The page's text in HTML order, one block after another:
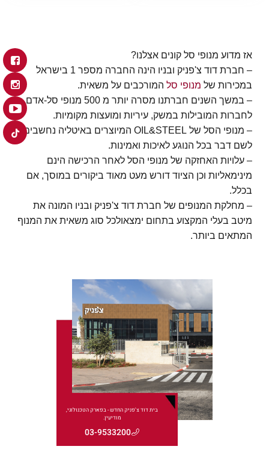
אז מדוע מנופי סל קונים אצלנו?
– חברת דוד צ'פניק ובניו הינה החברה מספר 1 בישראל
במכירות של מנופי סל המורכבים על משאית.
– במשך השנים חברתנו מסרה יותר מ 500 מנופי סל-אדם
לחברות המובילות במשק, עיריות ומועצות מקומיות.
– מנופי הסל של OIL&STEEL המיוצרים באיטליה נחשבים
לשם דבר בכל הנוגע לאיכות ואמינות.
– עלויות האחזקה של מנופי הסל לאחר הרכישה הינם
מינימאליות וכן הציוד דורש מעט מאוד ביקורים במוסך, אם
בכלל.
– מחלקת המנופים של חברת דוד צ'פניק ובניו המונה את
מיטב בעלי המקצוע בתחום ימצאולכל סוג משאית את המנוף
המתאים ביותר.
בית דוד צ'פניק החדש - בפארק הטכנולוגי,
מודיעין.
03-9533200